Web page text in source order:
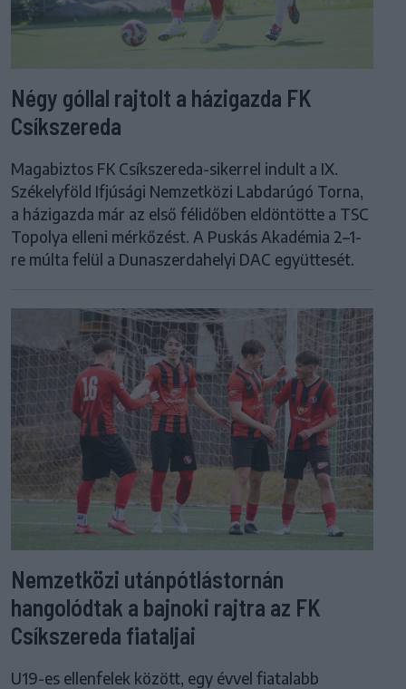
Négy góllal rajtolt a házigazda FK
Csíkszereda
Magabiztos FK Csíkszereda-sikerrel indult a IX.
Székelyföld Ifjúsági Nemzetközi Labdarúgó Torna,
a házigazda már az első félidőben eldöntötte a TSC
Topolya elleni mérkőzést. A Puskás Akadémia 2–1-
re múlta felül a Dunaszerdahelyi DAC együttesét.
Nemzetközi utánpótlástornán
hangolódtak a bajnoki rajtra az FK
Csíkszereda fiataljai
U19-es ellenfelek között, egy évvel fiatalabb